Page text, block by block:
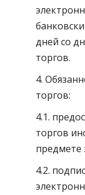
дней со
торгов.
4.
торгов:
4.1.
торгов
предмете
4.2.